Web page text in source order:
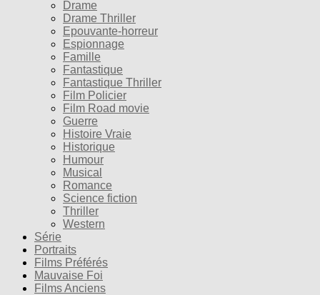
Drame
Drame Thriller
Epouvante-horreur
Espionnage
Famille
Fantastique
Fantastique Thriller
Film Policier
Film Road movie
Guerre
Histoire Vraie
Historique
Humour
Musical
Romance
Science fiction
Thriller
Western
Série
Portraits
Films Préférés
Mauvaise Foi
Films Anciens